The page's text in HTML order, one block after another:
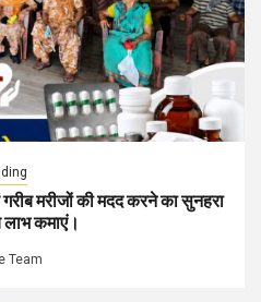
मरीजों की मदद करने का सुनहरा
लाभ कमाएं।
Team